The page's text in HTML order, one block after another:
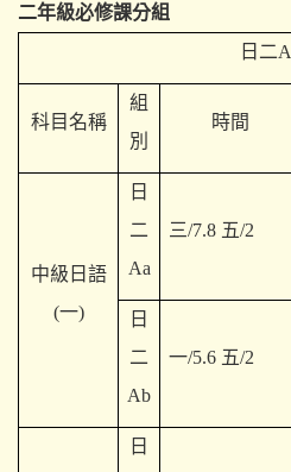
二年級必修課分組
日二A
科目名稱
組
別
時間
中級日語
(一)
日
二
Aa
三/7.8 五/2
日
二
Ab
一/5.6 五/2
日